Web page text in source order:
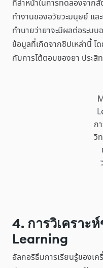
ที่ล้ำหน้าในการทดลองจากสั
ทำงานของอวัยวะมนุษย์ แ
ทำนายว่ายาจะมีผลต่อระบบอ
ข้อมูลที่เกิดจากชิปเหล่านี้ โ
กับการโต้ตอบของยา ประสิ
ก
วิ
4. การวิเคราะ
Learning
อัลกอริธึมการเรียนรู้ของเ